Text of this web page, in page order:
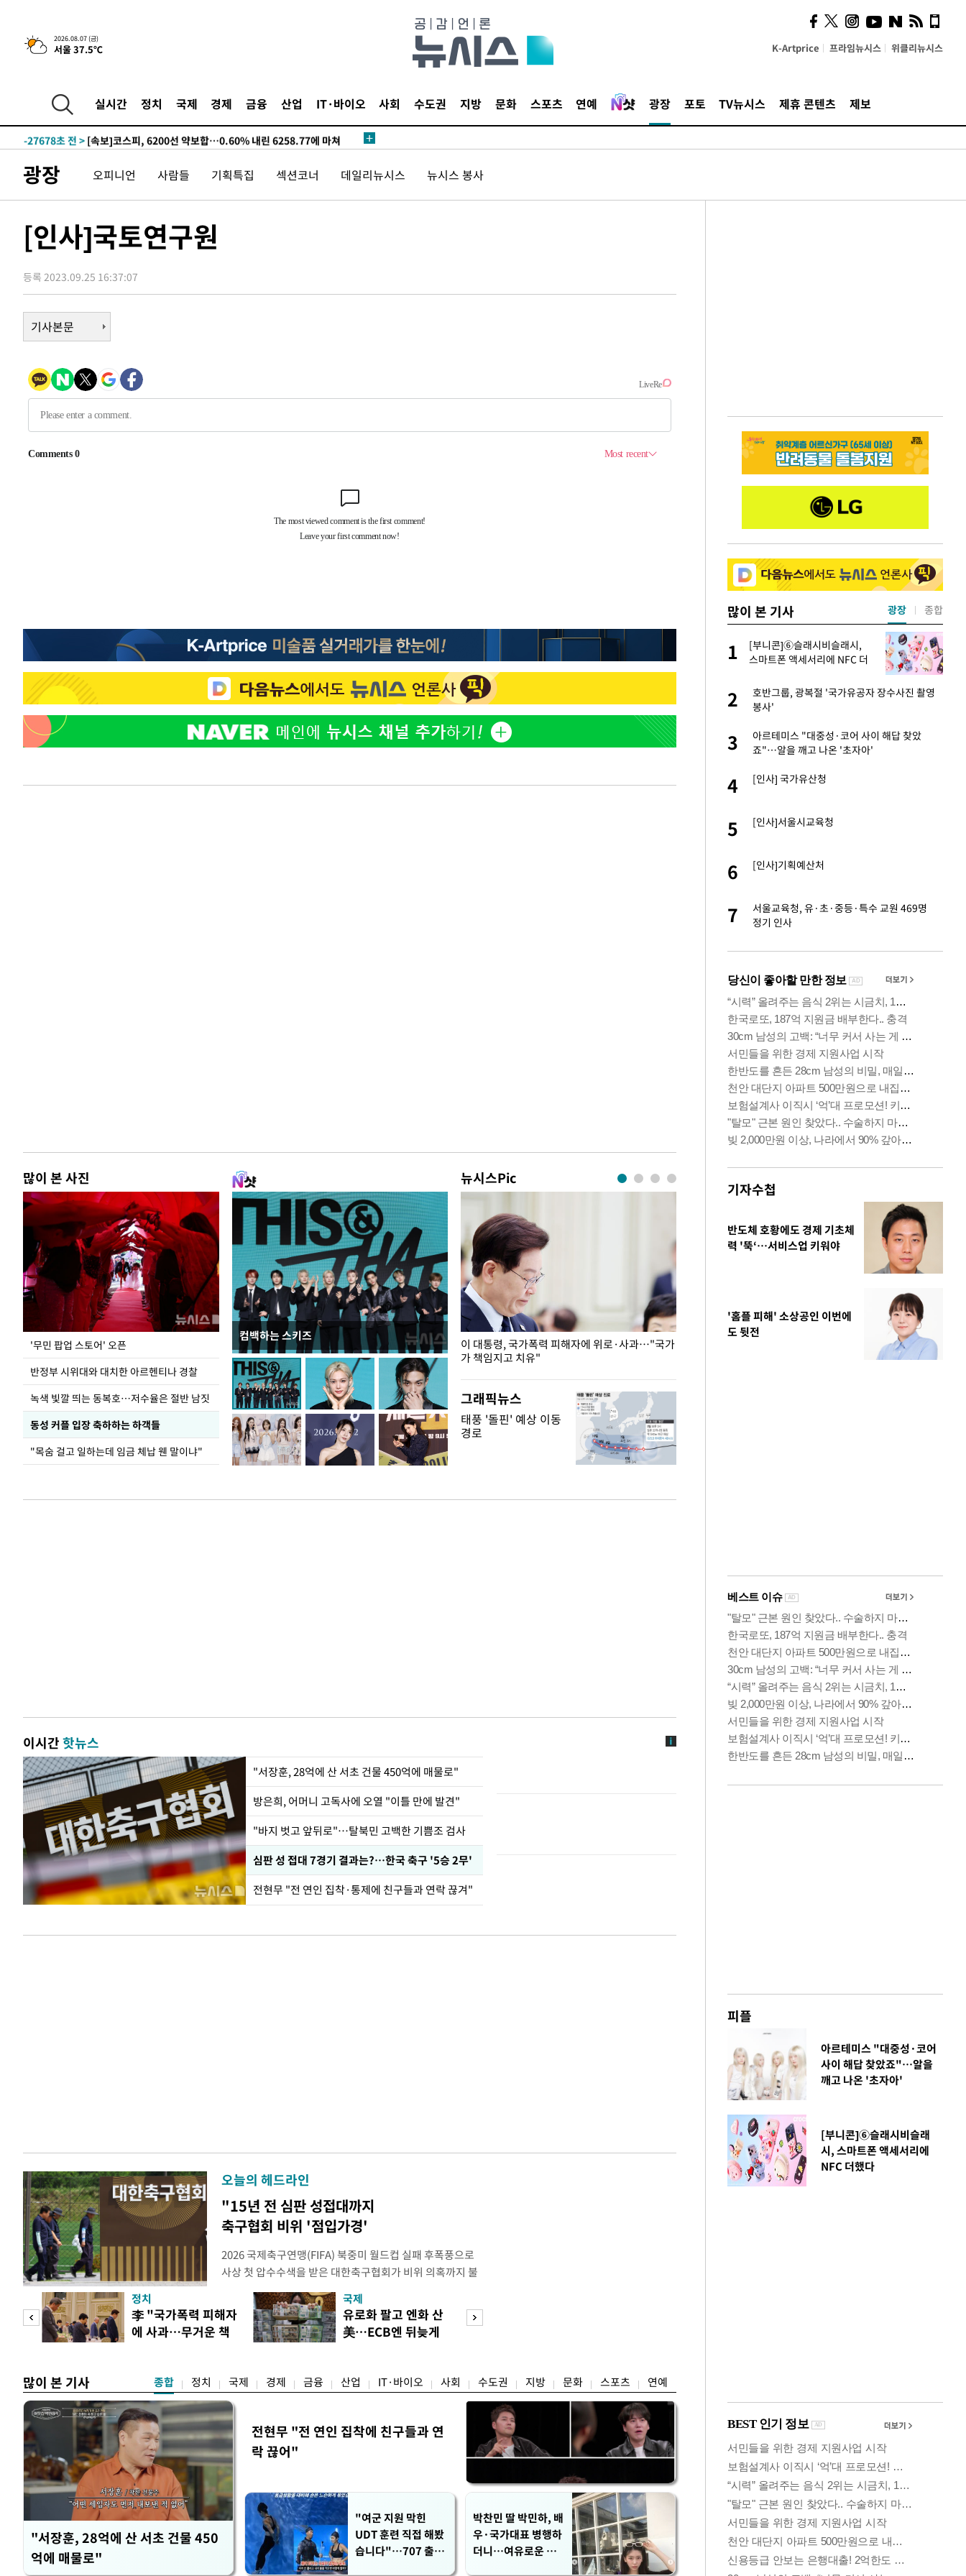
2026.08.07 (금)
서울 37.5℃ K-Artprice 프라임뉴시스 위클리뉴시스
실시간 정치 국제 경제 금융 산업 IT·바이오 사회 수도권 지방 문화 스포츠 연예 광장 포토 TV뉴시스 제휴 콘텐츠 제보
-4650초 전 >[속보]합수본, '투표율 허위 입력' 중앙·서울·경기도 선관위 등 9곳
압수수색
-31882초 전 > SK하이닉스, 용인·청주 팹에 54조 투자…"AI 메모리 수요 선제 대
-27991초 전 >
외국인 심판 성 접대 7경기 들여다보니…한국 축구 '5승 2무'
-27725초 전 >
-27678초 전 > [속보]코스피, 6200선 약보합…0.60% 내린 6258.77에 마쳐
-27547초 전 >
[속보] 노원서 40.1도 관측…서울, 2018년 이후 첫 40도
-24637초 전 >[속보]종합특검, '계엄 수용공간 확보' 신용해 前교정본부장 기소
-23481초 전 > 11시간 압수수색에 성접대 파문까지…'쑥대밭' 된 축구협회
병태 후임
-18861초 전 >[속보]국힘 윤리위, '돌려차기 발언' 진종오·서범수 징계 절차 개시
-14186초 전 >[속보] 7월 중국 수출 23.9%↑ 수입 27.5%↑…무역총액
25.3%↑
-11346초 전 >
-11212초 전 >[속보]종합특검, '관저이전 봐주기 감사' 유병호 구속기소
-7062초 전 > [속보]'300억원대 사기 혐의' 차가원 대표 구속 송치
-6256초 전 >"미 전국적 살모네라 식중독 원인은 멕시코산 할라피뇨"-- CDC
-4769초 전 >[속보]경찰·노동부, HL만도 평택사업장 끼임 사망 관련 압수수색
압수수색
-31882초 전 >
[속보]코스닥, 2.86포인트(0.36%) 내린 798.81마감
[속보]코스피, 6200선 약보합…0.60% 내린 6258.77에 마쳐
-23481초 전 >
11시간 압수수색에 성접대 파문까지…'쑥대밭' 된 축구협회
-22503초 전 >[속보]규제합리화위원회 부위원장에 김태유 서울대 공대 교수…이
병태 후임
-18861초 전 >
[속보]국힘 윤리위, '돌려차기 발언' 진종오·서범수 징계 절차 개시
-14186초 전 >[속보] 7월 중국 수출 23.9%↑ 수입 27.5%↑…무역총액
25.3%↑
-11346초 전 >
[속보]'채상병 순직 책임' 임성근, 항소심도 징역 3년
-11212초 전 >
[속보]종합특검, '관저이전 봐주기 감사' 유병호 구속기소
-7062초 전 >[속보]'300억원대 사기 혐의' 차가원 대표 구속 송치
광장 오피니언 사람들 기획특집 섹션코너 데일리뉴시스 뉴시스 봉사
[인사]국토연구원
등록 2023.09.25 16:37:07
기사본문
많이 본 사진
'무민 팝업 스토어' 오픈
반정부 시위대와 대치한 아르헨티나 경찰
녹색 빛깔 띄는 동복호…저수율은 절반 남짓
동성 커플 입장 축하하는 하객들
"목숨 걸고 일하는데 임금 체납 웬 말이냐"
컴백하는 스키즈
뉴시스Pic
지석천 뒤덮은 개구리밥
이 대통령, 국가폭력 피해자에 위로·사과…"국가
가 책임지고 치유"
오세훈 서울시
환경 점검
그래픽뉴스
태풍 '돌핀' 예상 이동
경로
이시간핫뉴스
"서장훈, 28억에 산 서초 건물 450억에 매물로"
방은희, 어머니 고독사에 오열 "이틀 만에 발견"
"바지 벗고 앞뒤로"…탈북민 고백한 기쁨조 검사
심판 성 접대 7경기 결과는?…한국 축구 '5승 2무'
전현무 "전 연인 집착·통제에 친구들과 연락 끊겨"
오늘의 헤드라인
"15년 전 심판 성접대까지
축구협회 비위 '점입가경'
2026 국제축구연맹(FIFA) 북중미 월드컵 실패 후폭풍으로
사상 첫 압수수색을 받은 대한축구협회가 비위 의혹까지 불
거지면서 그야말로 쑥대밭이 됐다. 특히 10년도 넘은 외국인
심판 성 접대 파문까지 파묘되면서 축구협회를 향한 불신은
돌이킬 수 없는 지경까지 이르렀다. 축구협회는 2024년 7월
홍명보 전 감독을 국가대표팀 사령탑으로 선임한 뒤
정치
李 "국가폭력 피해자
에 사과…무거운 책
국제
유로화 팔고 엔화 산
美…ECB엔 뒤늦게
많이 본 기사 종합 정치 국제 경제 금융 산업 IT·바이오 사회 수도권 지방 문화 스포츠 연예
"서장훈, 28억에 산 서초 건물 450
억에 매물로"
전현무 "전 연인 집착에 친구들과 연
락 끊어"
"여군 지원 막힌
UDT 훈련 직접 해봤
습니다"…707 출신
박찬민 딸 박민하, 배
우·국가대표 병행하
더니…여유로운 근
많이 본 기사
"서장훈, 28억에 산 서초 건물
450억에 매물로"
2
3
"여군 지원 막힌 UDT 훈련 직접 해봤습니
다"…707 출신 女유튜버 '완벽 소화'
4
1
[부니콘]⑥슬래시비슬래시,
스마트폰 액세서리에 NFC 더
2
호반그룹, 광복절 '국가유공자 장수사진 촬영
봉사'
3
아르테미스 "대중성·코어 사이 해답 찾았
죠"…알을 깨고 나온 '초자아'
4 [인사] 국가유산청
5 [인사]서울시교육청
6 [인사]기획예산처
7
서울교육청, 유·초·중등·특수 교원 469명
정기 인사
광장 종합
기자수첩
반도체 호황에도 경제 기초체
력 '뚝‘…서비스업 키워야
'홈플 피해' 소상공인 이번에
도 뒷전
피플
아르테미스 "대중성·코어
사이 해답 찾았죠"…알을
깨고 나온 '초자아'
[부니콘]⑥슬래시비슬래
시, 스마트폰 액세서리에
NFC 더했다